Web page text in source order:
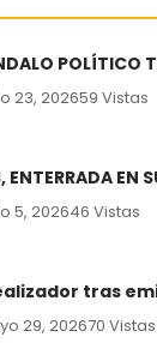
POLÍTICO
23, 202659 Vistas
EN
5, 202646 Vistas
tras
29, 202670 Vistas